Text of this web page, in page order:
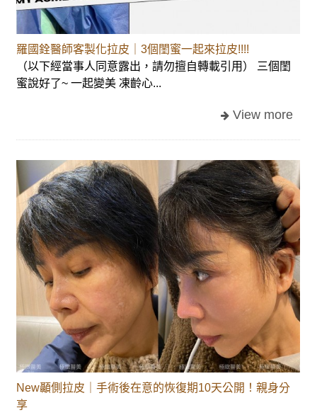
羅國銓醫師客製化拉皮｜3個閨蜜一起來拉皮!!!!
（以下經當事人同意露出，請勿擅自轉載引用） 三個閨
蜜說好了~ 一起變美 凍齡心...
New顳側拉皮｜手術後在意的恢復期10天公開！親身分
享